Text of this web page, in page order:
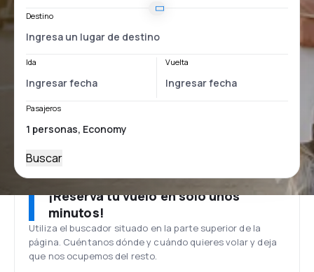
Destino
Ida Vuelta
Pasajeros
Buscar
¡Reserva tu vuelo en solo unos
minutos!
Utiliza el buscador situado en la parte superior de la
página. Cuéntanos dónde y cuándo quieres volar y deja
que nos ocupemos del resto.